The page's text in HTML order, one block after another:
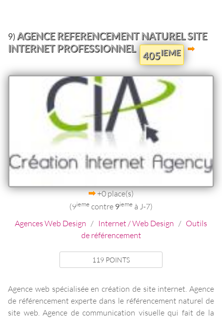
9)AGENCE REFERENCEMENT NATUREL SITE
INTERNET PROFESSIONNEL
405IEME
+0 place(s)
(9ieme contre 9ieme à J-7)
Agences Web Design / Internet / Web Design / Outils
de référencement
119 POINTS
Agence web spécialisée en création de site internet. Agence
de référencement experte dans le référencement naturel de
site web. Agence de communication visuelle qui fait de la